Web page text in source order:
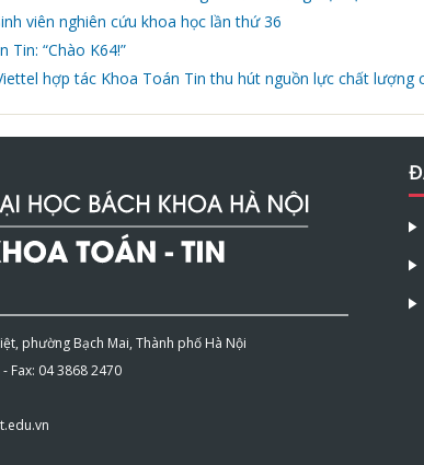
viên nghiên cứu khoa học lần thứ 36
Tin: “Chào K64!”
hợp tác Khoa Toán Tin thu hút nguồn lực chất lượng
phường Bạch Mai, Thành phố Hà Nội
Fax: 04 3868 2470